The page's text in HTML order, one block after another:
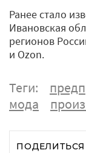
Ранее стало
Ивановская
регионов
и Ozon.
Теги:
мода